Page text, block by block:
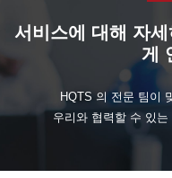
서비스에 대해 자
게
HQTS 의 전문 팀이
우리와 협력할 수 있